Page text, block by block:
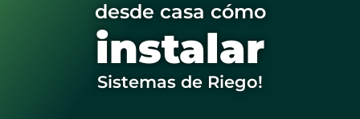
desde casa cómo
instalar
Sistemas de Riego!